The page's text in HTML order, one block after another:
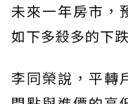
未來一年房市，
如下多殺多的下
李同榮說，平轉